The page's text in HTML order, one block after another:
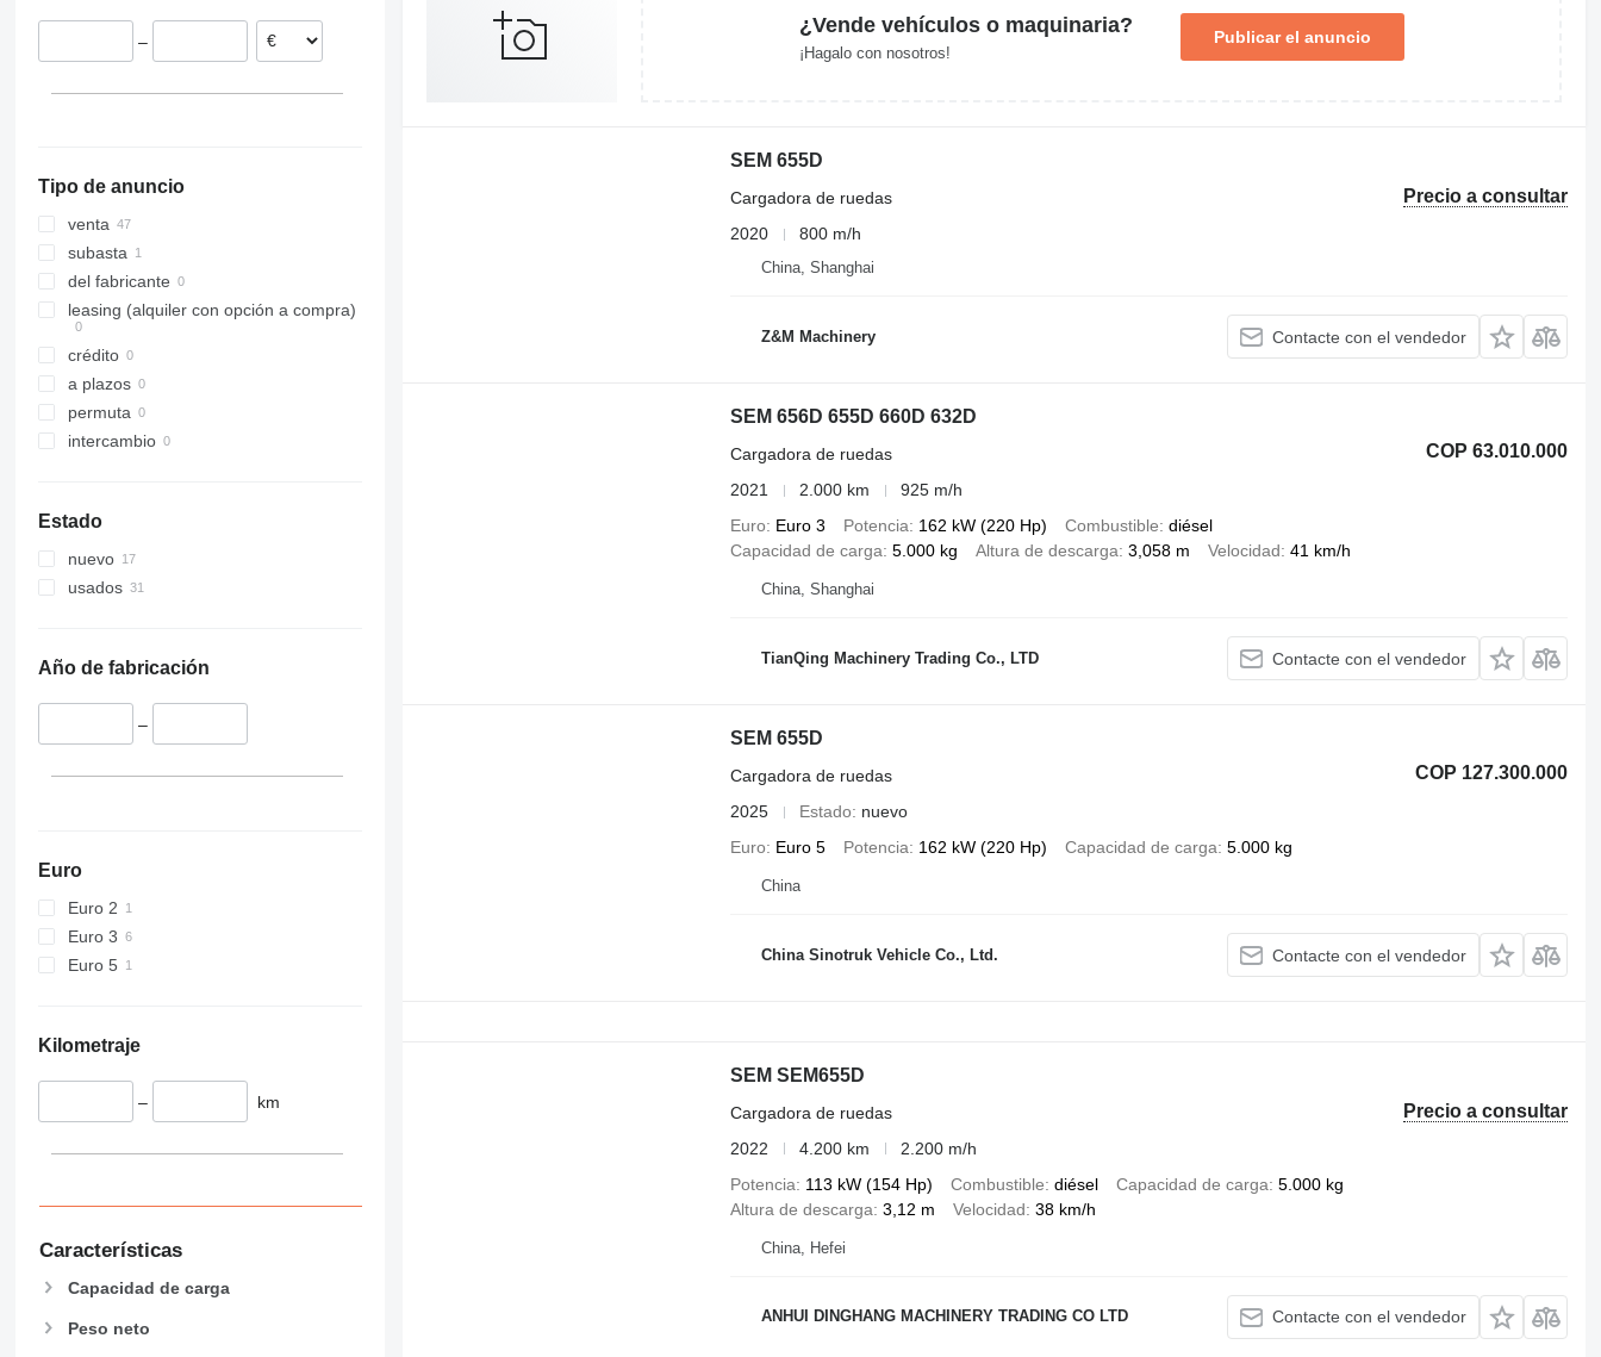
972
992
F-series
G-series
GC
IT
–
Tipo de anuncio
venta
subasta
del fabricante
leasing (alquiler con opción a compra)
crédito
a plazos
permuta
intercambio
Estado
nuevo
usados
Año de fabricación
–
Euro
Euro 2
Euro 3
Euro 5
Kilometraje
– km
Características
Capacidad de carga
Peso neto
¿Vende vehículos o maquinaria?
¡Hagalo con nosotros!
Publicar el anuncio
SEM 655D
Precio a consultar
Cargadora de ruedas
2020
800 m/h
China, Shanghai
Z&M Machinery Contacte con el vendedor
SEM 656D 655D 660D 632D
COP 63.010.000
Cargadora de ruedas
2021
2.000 km
925 m/h
Euro
Euro 3 Potencia 162 kW (220 Hp) Combustible diésel
Capacidad de carga 5.000 kg Altura de descarga 3,058 m Velocidad 41 km/h
China, Shanghai
TianQing Machinery Trading Co., LTD Contacte con el vendedor
SEM 655D
COP 127.300.000
Cargadora de ruedas
2025
Estado
nuevo
Euro
Euro 5 Potencia 162 kW (220 Hp) Capacidad de carga 5.000 kg
China
China Sinotruk Vehicle Co., Ltd. Contacte con el vendedor
SEM SEM655D
Precio a consultar
Cargadora de ruedas
2022
4.200 km
2.200 m/h
Potencia
113 kW (154 Hp) Combustible diésel Capacidad de carga 5.000 kg
Altura de descarga 3,12 m Velocidad 38 km/h
China, Hefei
ANHUI DINGHANG MACHINERY TRADING CO LTD Contacte con el vendedor